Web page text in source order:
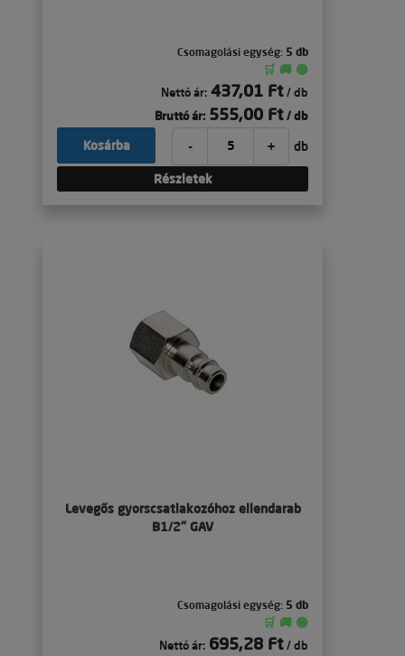
Csomagolási egység: 5 db
🛒 🚚 🟢
Nettó ár: 437,01 Ft / db
Bruttó ár: 555,00 Ft / db
- + db
Kosárba
Részletek
Levegős gyorscsatlakozóhoz ellendarab
B1/2" GAV
Csomagolási egység: 5 db
🛒 🚚 🟢
Nettó ár: 695,28 Ft / db